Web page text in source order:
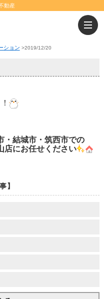
動産
ション >2019/12/20
・結城市・筑西市での
店にお任せください
】